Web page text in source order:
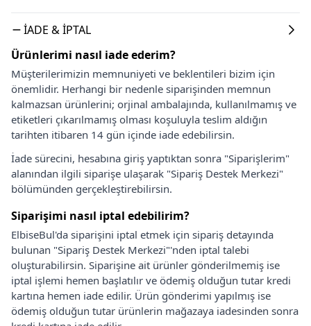
İADE & İPTAL
Ürünlerimi nasıl iade ederim?
Müşterilerimizin memnuniyeti ve beklentileri bizim için
önemlidir. Herhangi bir nedenle siparişinden memnun
kalmazsan ürünlerini; orjinal ambalajında, kullanılmamış ve
etiketleri çıkarılmamış olması koşuluyla teslim aldığın
tarihten itibaren 14 gün içinde iade edebilirsin.
İade sürecini, hesabına giriş yaptıktan sonra "Siparişlerim"
alanından ilgili siparişe ulaşarak "Sipariş Destek Merkezi"
bölümünden gerçekleştirebilirsin.
Siparişimi nasıl iptal edebilirim?
ElbiseBul'da siparişini iptal etmek için sipariş detayında
bulunan "Sipariş Destek Merkezi"'nden iptal talebi
oluşturabilirsin. Siparişine ait ürünler gönderilmemiş ise
iptal işlemi hemen başlatılır ve ödemiş olduğun tutar kredi
kartına hemen iade edilir. Ürün gönderimi yapılmış ise
ödemiş olduğun tutar ürünlerin mağazaya iadesinden sonra